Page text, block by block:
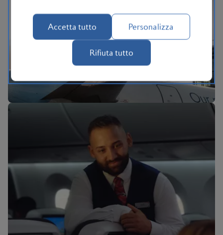
In viaggio con British Airways
BA Better World
Accetta tutto Personalizza
Rifiuta tutto